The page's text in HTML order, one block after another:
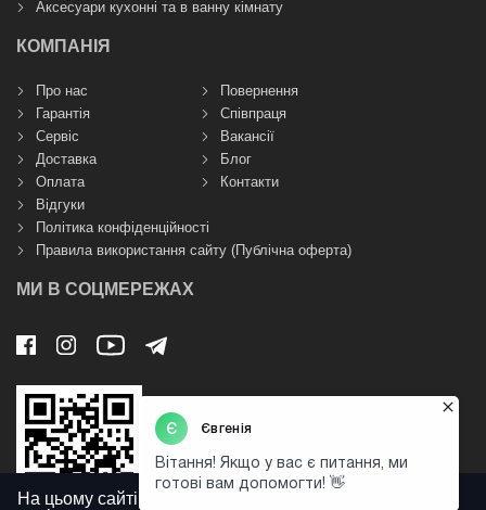
Аксесуари кухонні та в ванну кімнату
КОМПАНІЯ
Про нас
Гарантія
Сервіс
Доставка
Оплата
Повернення
Співпраця
Вакансії
Блог
Контакти
Відгуки
Політика конфіденційності
Правила використання сайту (Публічна оферта)
МИ В СОЦМЕРЕЖАХ
На цьому сайті використовуються файли cookies для